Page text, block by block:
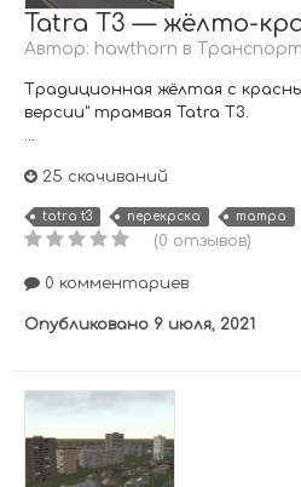
Автор: hawthorn в Транспорт
Традиционная жёлтая с
версии" трамвая Tatra T3.
...
25 скачиваний
tatra t3 перекрска татра
(0 отзывов)
0 комментариев
Опубликовано 9 июля, 2021